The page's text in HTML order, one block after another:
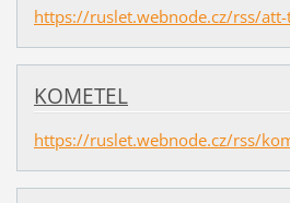
https://ruslet.webnode.cz/rss/
KOMETEL
https://ruslet.webnode.cz/rss/